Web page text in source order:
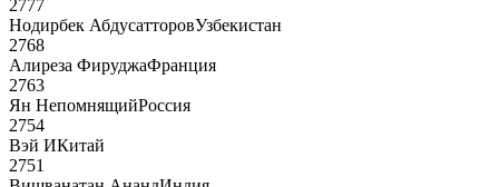
2777
Нодирбек АбдусатторовУзбекистан
2768
Алиреза ФируджаФранция
2763
Ян НепомнящийРоссия
2754
Вэй ИКитай
2751